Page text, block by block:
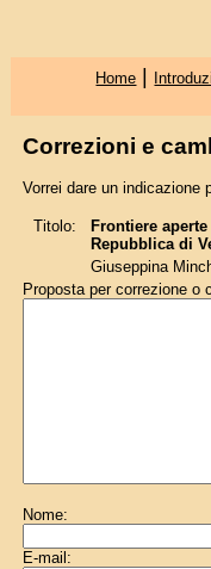
Home |
Correzioni e
Vorrei dare un indicazione
Titolo:
Frontiere
Repubblica di
Giuseppina
Proposta per correzione o
Nome:
E-mail: